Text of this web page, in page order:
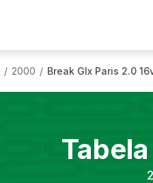
/ 2000 / Break Glx Paris 2.0